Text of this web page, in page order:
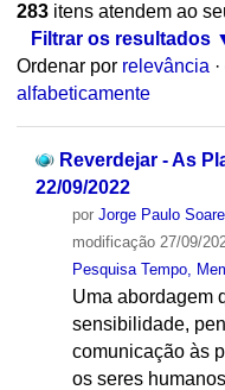
283itens atendem ao
Filtrar os resultados
Ordenar por relevância ·
alfabeticamente
Reverdejar - As
22/09/2022
por Jorge Paulo
modificação27/09/
Pesquisa Tempo,
Uma abordagem
sensibilidade,
comunicação às
os seres